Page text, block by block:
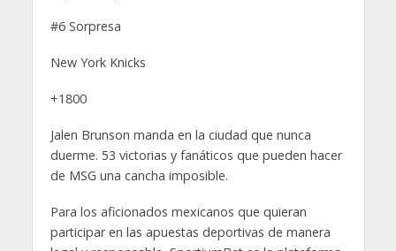
#6 Sorpresa
New York Knicks
+1800
Jalen Brunson manda en la ciudad que nunca
duerme. 53 victorias y fanáticos que pueden hacer
de MSG una cancha imposible.
Para los aficionados mexicanos que quieran
participar en las apuestas deportivas de manera